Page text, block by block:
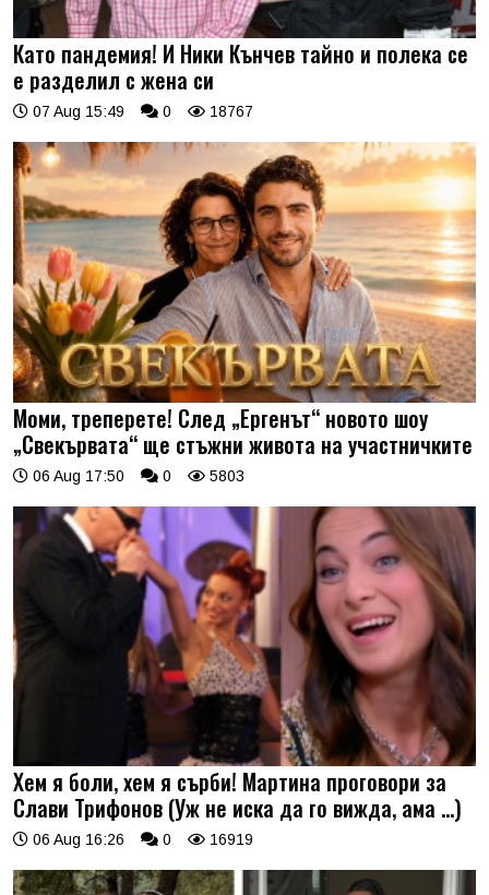
Като пандемия! И Ники Кънчев тайно и полека се
е разделил с жена си
07 Aug 15:49 0 18767
Моми, треперете! След „Ергенът“ новото шоу
„Свекървата“ ще стъжни живота на участничките
06 Aug 17:50 0 5803
Хем я боли, хем я сърби! Мартина проговори за
Слави Трифонов (Уж не иска да го вижда, ама …)
06 Aug 16:26 0 16919